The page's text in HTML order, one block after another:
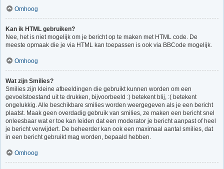
Omhoog
Kan ik HTML gebruiken?
Nee, het is niet mogelijk om je bericht op te maken met HTML code. De
meeste opmaak die je via HTML kan toepassen is ook via BBCode mogelijk.
Omhoog
Wat zijn Smilies?
Smilies zijn kleine afbeeldingen die gebruikt kunnen worden om een
gevoelstoestand uit te drukken, bijvoorbeeld :) betekent blij, :( betekent
ongelukkig. Alle beschikbare smilies worden weergegeven als je een bericht
plaatst. Maak geen overdadig gebruik van smilies, ze maken een bericht snel
onleesbaar wat er toe kan leiden dat een moderator je bericht aanpast of heel
je bericht verwijdert. De beheerder kan ook een maximaal aantal smilies, dat
in een bericht gebruikt mag worden, bepaald hebben.
Omhoog